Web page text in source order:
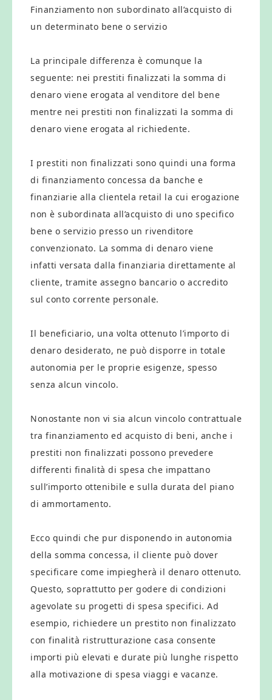
Finanziamento non subordinato all’acquisto di
un determinato bene o servizio
La principale differenza è comunque la
seguente: nei prestiti finalizzati la somma di
denaro viene erogata al venditore del bene
mentre nei prestiti non finalizzati la somma di
denaro viene erogata al richiedente.
I prestiti non finalizzati sono quindi una forma
di finanziamento concessa da banche e
finanziarie alla clientela retail la cui erogazione
non è subordinata all’acquisto di uno specifico
bene o servizio presso un rivenditore
convenzionato. La somma di denaro viene
infatti versata dalla finanziaria direttamente al
cliente, tramite assegno bancario o accredito
sul conto corrente personale.
Il beneficiario, una volta ottenuto l’importo di
denaro desiderato, ne può disporre in totale
autonomia per le proprie esigenze, spesso
senza alcun vincolo.
Nonostante non vi sia alcun vincolo contrattuale
tra finanziamento ed acquisto di beni, anche i
prestiti non finalizzati possono prevedere
differenti finalità di spesa che impattano
sull’importo ottenibile e sulla durata del piano
di ammortamento.
Ecco quindi che pur disponendo in autonomia
della somma concessa, il cliente può dover
specificare come impiegherà il denaro ottenuto.
Questo, soprattutto per godere di condizioni
agevolate su progetti di spesa specifici. Ad
esempio, richiedere un prestito non finalizzato
con finalità ristrutturazione casa consente
importi più elevati e durate più lunghe rispetto
alla motivazione di spesa viaggi e vacanze.